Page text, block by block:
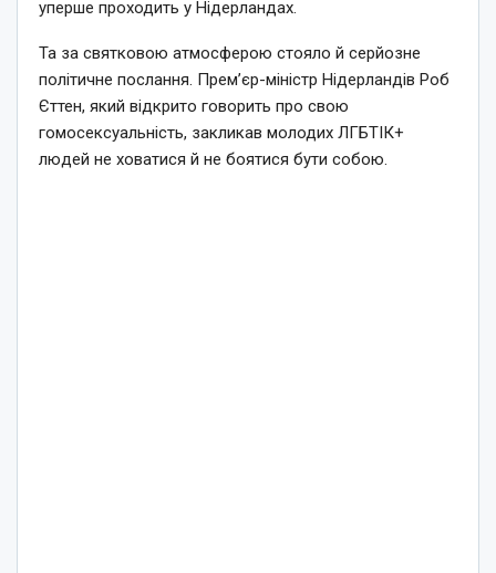
уперше проходить у Нідерландах.
Та за святковою атмосферою стояло й серйозне
політичне послання. Прем’єр-міністр Нідерландів Роб
Єттен, який відкрито говорить про свою
гомосексуальність, закликав молодих ЛГБТІК+
людей не ховатися й не боятися бути собою.